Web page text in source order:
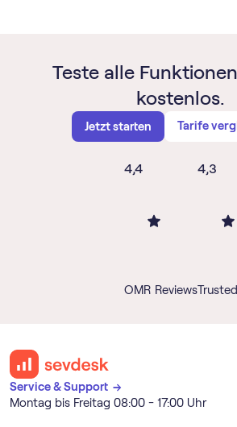
Teste alle
kostenlos.
Jetzt starten Tarife
4,4
OMR Reviews
4,3
Trusted
Service & Support →
Montag bis Freitag 08:00 - 17:00 Uhr